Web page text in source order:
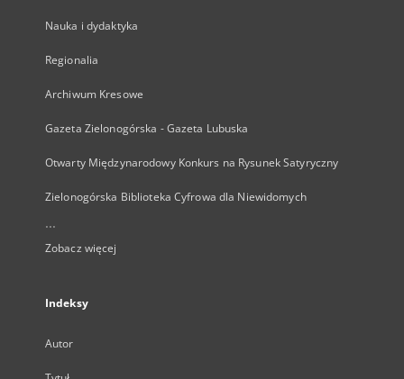
Nauka i dydaktyka
Regionalia
Archiwum Kresowe
Gazeta Zielonogórska - Gazeta Lubuska
Otwarty Międzynarodowy Konkurs na Rysunek Satyryczny
Zielonogórska Biblioteka Cyfrowa dla Niewidomych
...
Zobacz więcej
Indeksy
Autor